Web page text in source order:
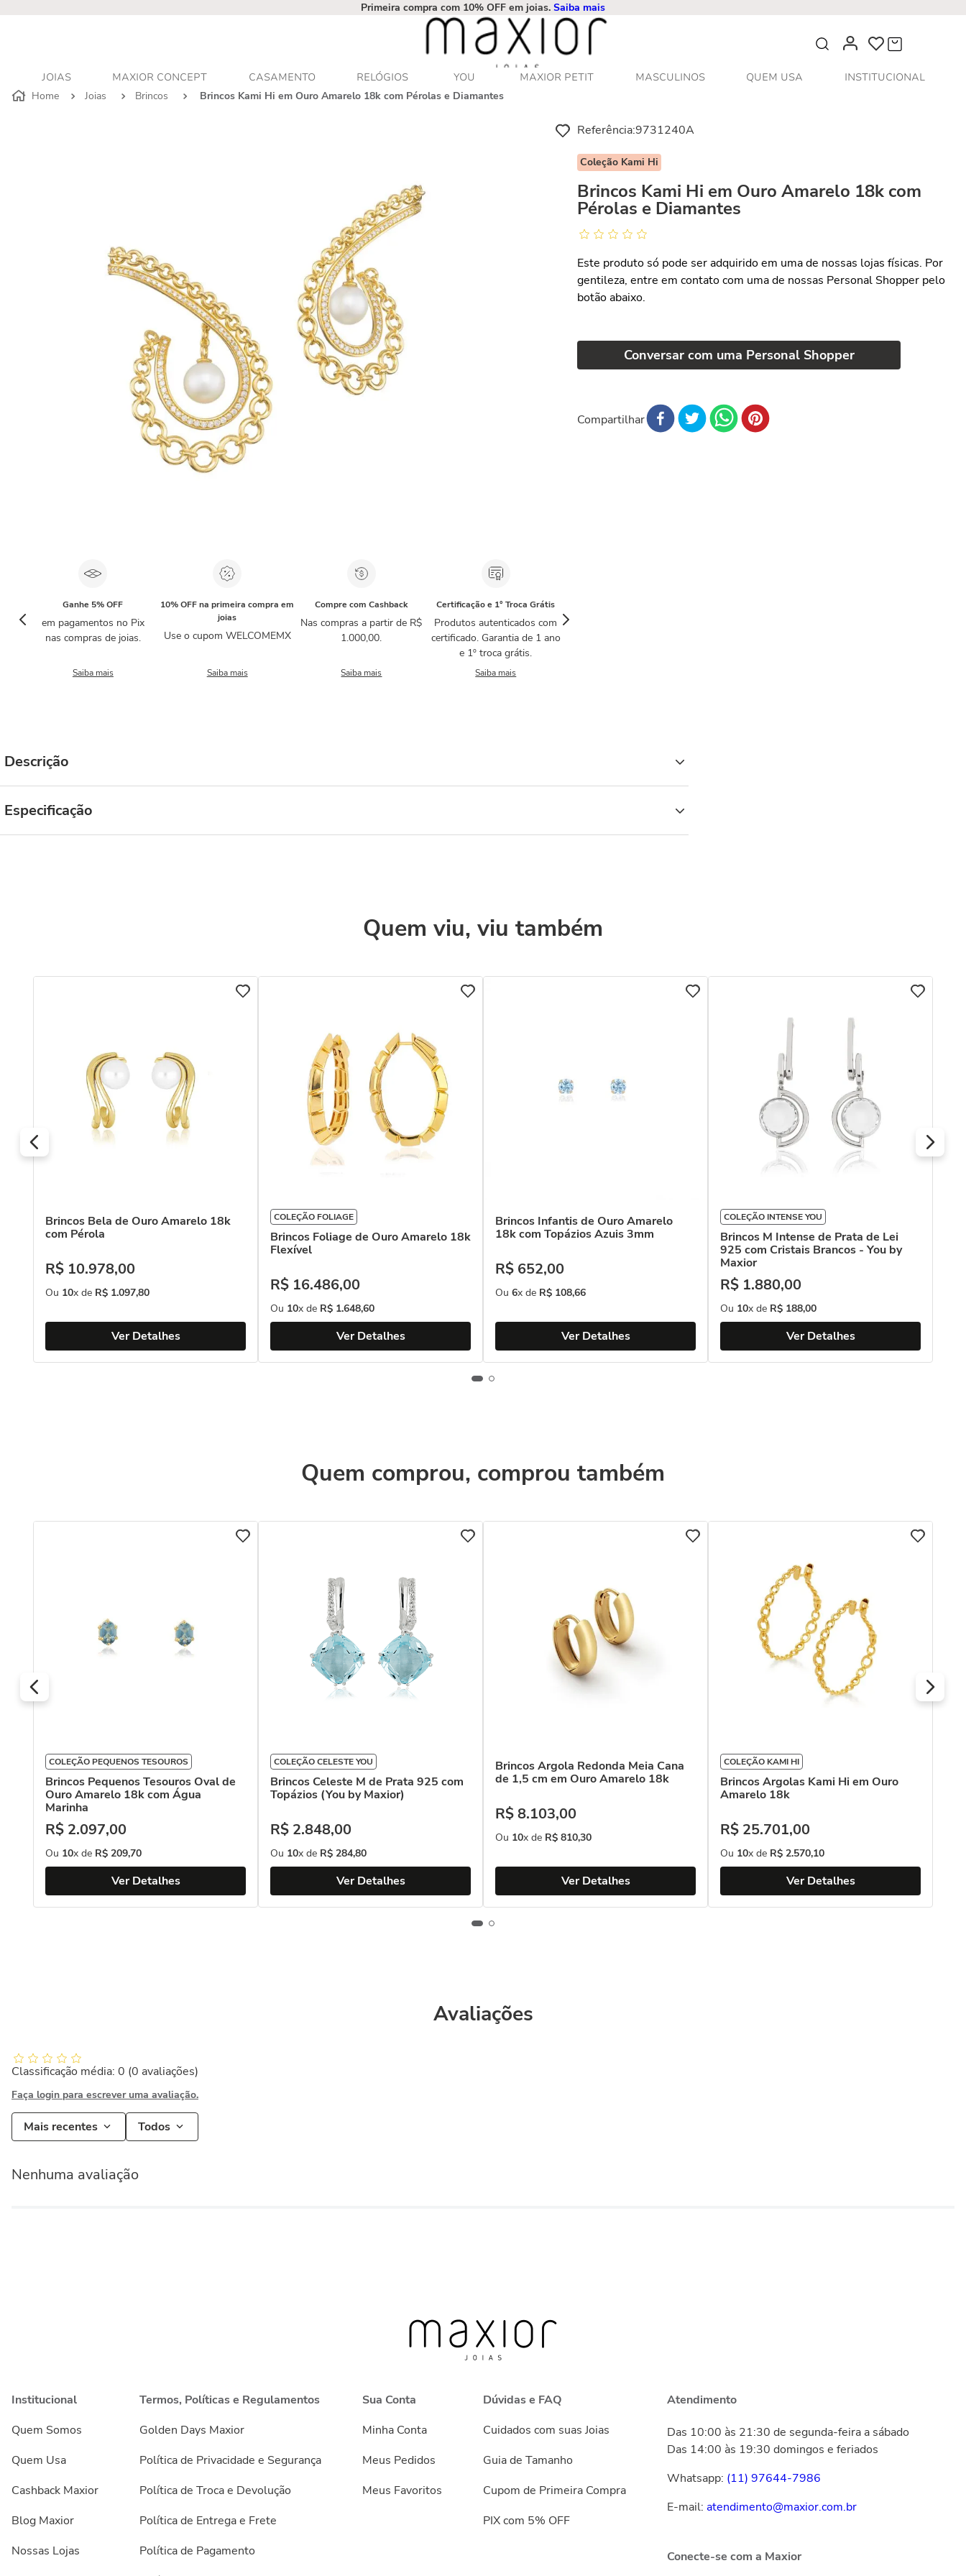
Primeira compra com 10% OFF em joias. Saiba mais
O que você procura?
JOIAS MAXIOR CONCEPT CASAMENTO RELÓGIOS YOU MAXIOR PETIT MASCULINOS QUEM USA
INSTITUCIONAL
Joias
Brincos Brincos Kami Hi em Ouro Amarelo 18k com Pérolas e Diamantes
Ganhe 5% OFF
em pagamentos no Pix
nas compras de joias.
Saiba mais
10% OFF na primeira compra em
joias
Use o cupom WELCOMEMX
Saiba mais
Compre com Cashback
Nas compras a partir de R$
1.000,00.
Saiba mais
Certificação e 1° Troca Grátis
Produtos autenticados com
certificado. Garantia de 1 ano
e 1º troca grátis.
Saiba mais
Referência:9731240A
Coleção Kami Hi
Brincos Kami Hi em Ouro Amarelo 18k com
Pérolas e Diamantes
Este produto só pode ser adquirido em uma de nossas lojas físicas. Por
gentileza, entre em contato com uma de nossas Personal Shopper pelo
botão abaixo.
Conversar com uma Personal Shopper
Compartilhar
Descrição
Especificação
Quem viu, viu também
Brincos Bela de Ouro Amarelo 18k
com Pérola
R$ 10.978,00
Ou 10x de R$ 1.097,80
Ver Detalhes
COLEÇÃO FOLIAGE
Brincos Foliage de Ouro Amarelo 18k
Flexível
R$ 16.486,00
Ou 10x de R$ 1.648,60
Ver Detalhes
Brincos Infantis de Ouro Amarelo
18k com Topázios Azuis 3mm
R$ 652,00
Ou 6x de R$ 108,66
Ver Detalhes
COLEÇÃO INTENSE YOU
Brincos M Intense de Prata de Lei
925 com Cristais Brancos - You by
Maxior
R$ 1.880,00
Ou 10x de R$ 188,00
Ver Detalhes
Quem comprou, comprou também
COLEÇÃO PEQUENOS TESOUROS
Brincos Pequenos Tesouros Oval de
Ouro Amarelo 18k com Água
Marinha
R$ 2.097,00
Ou 10x de R$ 209,70
Ver Detalhes
COLEÇÃO CELESTE YOU
Brincos Celeste M de Prata 925 com
Topázios (You by Maxior)
R$ 2.848,00
Ou 10x de R$ 284,80
Ver Detalhes
Brincos Argola Redonda Meia Cana
de 1,5 cm em Ouro Amarelo 18k
R$8.103,00
Ou 10x de R$ 810,30
Ver Detalhes
COLEÇÃO KAMI HI
Brincos Argolas Kami Hi em Ouro
Amarelo 18k
R$ 25.701,00
Ou 10x de R$ 2.570,10
Ver Detalhes
Avaliações
Classificação média: 0 (0 avaliações)
Faça login para escrever uma avaliação.
Mais recentes Todos
Nenhuma avaliação
Institucional
Quem Somos
Quem Usa
Cashback Maxior
Blog Maxior
Nossas Lojas
Termos, Políticas e Regulamentos
Golden Days Maxior
Política de Privacidade e Segurança
Política de Troca e Devolução
Política de Entrega e Frete
Política de Pagamento
Sua Conta
Minha Conta
Meus Pedidos
Meus Favoritos
Dúvidas e FAQ
Cuidados com suas Joias
Guia de Tamanho
Cupom de Primeira Compra
PIX com 5% OFF
Atendimento
Das 10:00 às 21:30 de segunda-feira a sábado
Das 14:00 às 19:30 domingos e feriados
Whatsapp: (11) 97644-7986
E-mail: atendimento@maxior.com.br
Conecte-se com a Maxior